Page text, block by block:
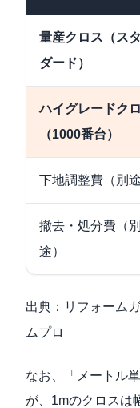
量産クロス（ス
ダード）
ハイグレードク
（1000番台）
下地調整費（別途
撤去・処分費（別
途）
出典： リフォーム
ムプロ
なお、「メートル
が、1mのクロスは